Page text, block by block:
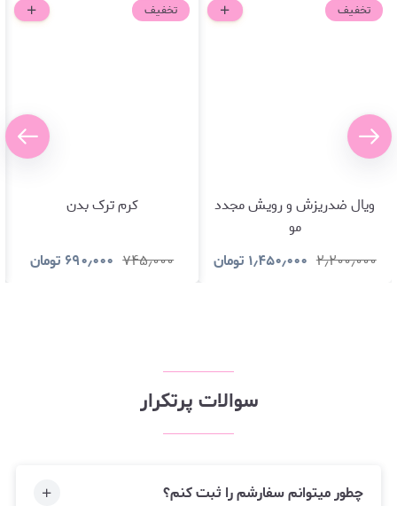
تخفیف
ویال ضدریزش و رویش مجدد
مو
۲٫۲۰۰٫۰۰۰ ۱٫۴۵۰٫۰۰۰ تومان
تخفیف
کرم ترک بدن
۷۴۵٫۰۰۰ ۶۹۰٫۰۰۰ تومان
سوالات پرتکرار
چطور میتوانم سفارشم را ثبت کنم؟